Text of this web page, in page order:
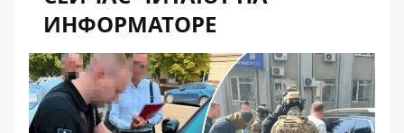
ИНФОРМАТОРЕ